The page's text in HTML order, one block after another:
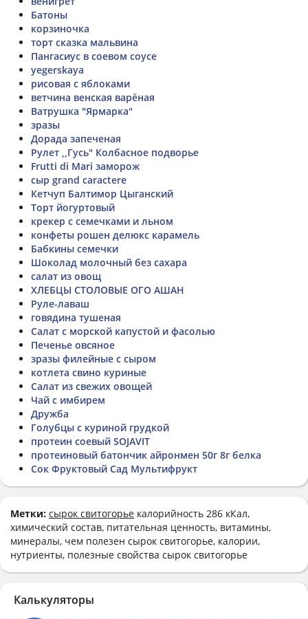
Батоны
корзиночка
торт сказка мальвина
Пангасиус в соевом соусе
yegerskaya
рисовая с яблоками
ветчина венская варёная
Ватрушка "Ярмарка"
зразы
Дорада запеченая
Рулет ,,Гусь" Колбасное подворье
Frutti di Mari заморож
сыр grand caractere
Кетчуп Балтимор Цыганский
Торт йогуртовый
крекер с семечками и льном
конфеты рошен делюкс карамель
Бабкины семечки
Шоколад молочный без сахара
салат из овощ
ХЛЕБЦЫ СТОЛОВЫЕ ОГО АШАН
Руле-лаваш
говядина тушеная
Салат с морской капустой и фасолью
Печенье овсяное
зразы филейные с сыром
котлета свино куриные
Салат из свежих овощей
Чай с имбирем
Дружба
Голубцы с куриной грудкой
протеин соевый SOJAVIT
протеиновый батончик айронмен 50г 8г белка
Сок Фруктовый Сад Мультифрукт
Метки: сырок свитогорье калорийность 286 кКал,
химический состав, питательная ценность, витамины,
минералы, чем полезен сырок свитогорье, калории,
нутриенты, полезные свойства сырок свитогорье
Калькуляторы